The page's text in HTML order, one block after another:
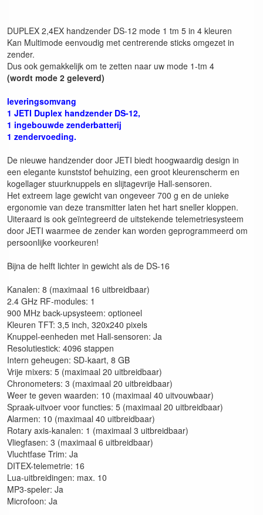
DUPLEX 2,4EX handzender DS-12 mode 1 tm 5 in 4 kleuren
Kan Multimode eenvoudig met centrerende sticks omgezet in
zender.
Dus ook gemakkelijk om te zetten naar uw mode 1-tm 4
(wordt mode 2 geleverd)
leveringsomvang
1 JETI Duplex handzender DS-12,
1 ingebouwde zenderbatterij
1 zendervoeding.
De nieuwe handzender door JETI biedt hoogwaardig design in
een elegante kunststof behuizing, een groot kleurenscherm en
kogellager stuurknuppels en slijtagevrije Hall-sensoren.
Het extreem lage gewicht van ongeveer 700 g en de unieke
ergonomie van deze transmitter laten het hart sneller kloppen.
Uiteraard is ook geïntegreerd de uitstekende telemetriesysteem
door JETI waarmee de zender kan worden geprogrammeerd om
persoonlijke voorkeuren!
Bijna de helft lichter in gewicht als de DS-16
Kanalen: 8 (maximaal 16 uitbreidbaar)
2.4 GHz RF-modules: 1
900 MHz back-upsysteem: optioneel
Kleuren TFT: 3,5 inch, 320x240 pixels
Knuppel-eenheden met Hall-sensoren: Ja
Resolutiestick: 4096 stappen
Intern geheugen: SD-kaart, 8 GB
Vrije mixers: 5 (maximaal 20 uitbreidbaar)
Chronometers: 3 (maximaal 20 uitbreidbaar)
Weer te geven waarden: 10 (maximaal 40 uitvouwbaar)
Spraak-uitvoer voor functies: 5 (maximaal 20 uitbreidbaar)
Alarmen: 10 (maximaal 40 uitbreidbaar)
Rotary axis-kanalen: 1 (maximaal 3 uitbreidbaar)
Vliegfasen: 3 (maximaal 6 uitbreidbaar)
Vluchtfase Trim: Ja
DITEX-telemetrie: 16
Lua-uitbreidingen: max. 10
MP3-speler: Ja
Microfoon: Ja